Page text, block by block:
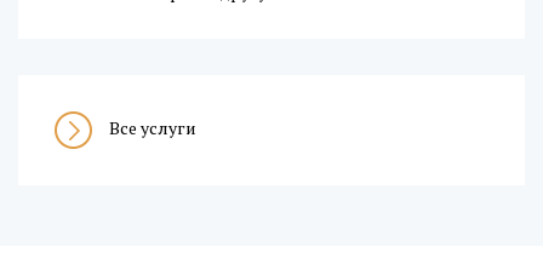
Все услуги